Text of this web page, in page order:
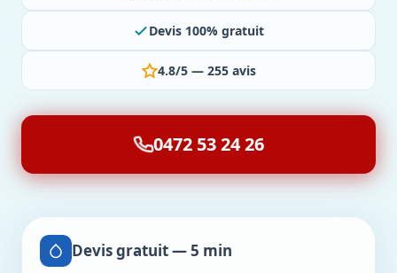
Devis 100% gratuit
4.8/5 — 255 avis
0472 53 24 26
Devis gratuit — 5 min